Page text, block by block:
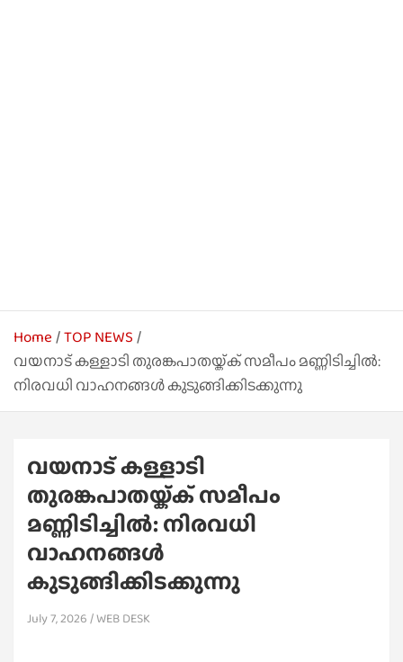
Home TOP NEWS
വയനാട് കള്ളാടി തുരങ്കപാതയ്ക്ക് സമീപം മണ്ണിടിച്ചിൽ:
നിരവധി വാഹനങ്ങൾ കുടുങ്ങിക്കിടക്കുന്നു
വയനാട് കള്ളാടി
തുരങ്കപാതയ്ക്ക് സമീപം
മണ്ണിടിച്ചിൽ: നിരവധി
വാഹനങ്ങൾ
കുടുങ്ങിക്കിടക്കുന്നു
July 7, 2026 WEB DESK